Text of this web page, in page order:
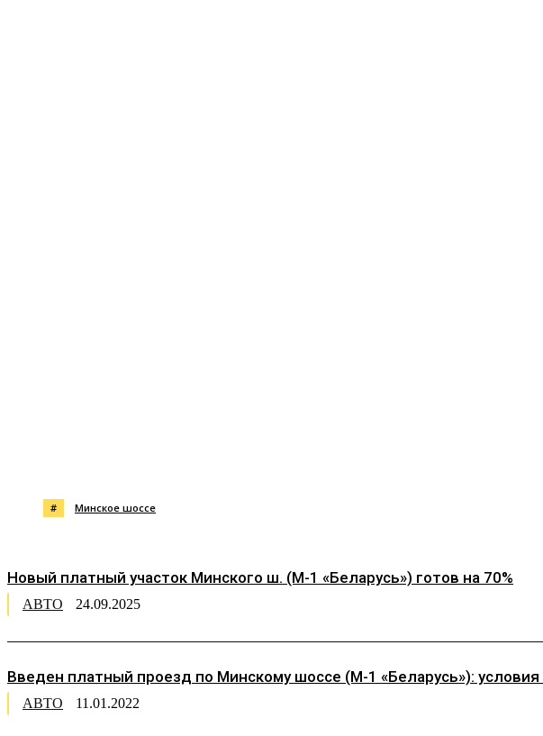
# Минское шоссе
Новый платный участок Минского ш. (М-1 «Беларусь») готов на 70%
АВТО 24.09.2025
Введен платный проезд по Минскому шоссе (М-1 «Беларусь»):
АВТО 11.01.2022